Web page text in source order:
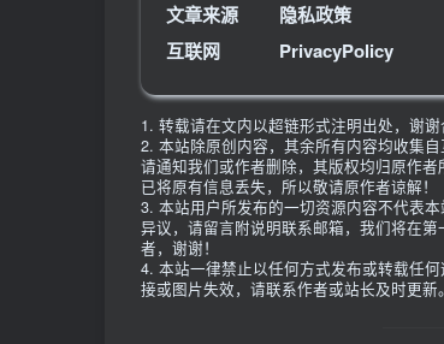
文章来源
互联网
隐私政策
PrivacyPolicy
1. 转载请在文内以超链形式注明出处，谢谢
2. 本站除原创内容，其余所有内容均收集
请通知我们或作者删除，其版权均归原作
已将原有信息丢失，所以敬请原作者谅解！
3. 本站用户所发布的一切资源内容不代表
异议，请留言附说明联系邮箱，我们将在
者，谢谢！
4. 本站一律禁止以任何方式发布或转载任
接或图片失效，请联系作者或站长及时更新。